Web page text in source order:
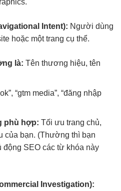
Intent): Người dùng
hoặc một trang cụ thể.
là: Tên thương hiệu, tên
“gtm media”, “đăng nhập
phù hợp: Tối ưu trang chủ,
của bạn. (Thường thì bạn
động SEO các từ khóa này
Investigation):